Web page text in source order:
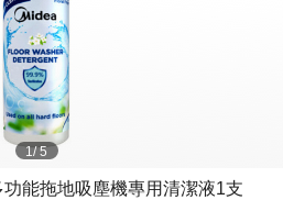
1/5
功能拖地吸塵機專用清潔液1支